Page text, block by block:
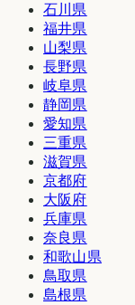
石川県
福井県
山梨県
長野県
岐阜県
静岡県
愛知県
三重県
滋賀県
京都府
大阪府
兵庫県
奈良県
和歌山県
鳥取県
島根県